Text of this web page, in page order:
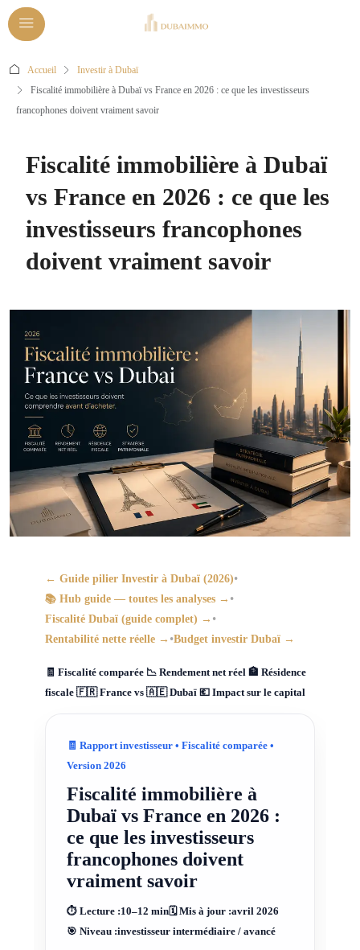
Accueil
Investir à Dubaï
Fiscalité immobilière à Dubaï vs France en 2026 : ce que les investisseurs
francophones doivent vraiment savoir
Fiscalité immobilière à Dubaï
vs France en 2026 : ce que les
investisseurs francophones
doivent vraiment savoir
← Guide pilier Investir à Dubaï (2026)•
📚 Hub guide — toutes les analyses → •
Fiscalité Dubaï (guide complet) → •
Rentabilité nette réelle → •Budget investir Dubaï →
🧾 Fiscalité comparée 📉 Rendement net réel 🏦 Résidence
fiscale 🇫🇷 France vs 🇦🇪 Dubaï 💶 Impact sur le capital
🧾 Rapport investisseur • Fiscalité comparée •
Version 2026
Fiscalité immobilière à
Dubaï vs France en 2026 :
ce que les investisseurs
francophones doivent
vraiment savoir
⏱ Lecture :10–12 min 🗓 Mis à jour :avril 2026
🎯 Niveau :investisseur intermédiaire / avancé